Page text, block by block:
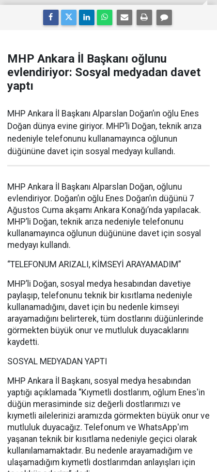
MHP Ankara İl Başkanı oğlunu
evlendiriyor: Sosyal medyadan davet
yaptı
MHP Ankara İl Başkanı Alparslan Doğan’ın oğlu Enes
Doğan dünya evine giriyor. MHP’li Doğan, teknik arıza
nedeniyle telefonunu kullanamayınca oğlunun
düğününe davet için sosyal medyayı kullandı.
MHP Ankara İl Başkanı Alparslan Doğan, oğlunu
evlendiriyor. Doğan’ın oğlu Enes Doğan’ın düğünü 7
Ağustos Cuma akşamı Ankara Konağı’nda yapılacak.
MHP’li Doğan, teknik arıza nedeniyle telefonunu
kullanamayınca oğlunun düğününe davet için sosyal
medyayı kullandı.
“TELEFONUM ARIZALI, KİMSEYİ ARAYAMADIM”
MHP’li Doğan, sosyal medya hesabından davetiye
paylaşıp, telefonunu teknik bir kısıtlama nedeniyle
kullanamadığını, davet için bu nedenle kimseyi
arayamadığını belirterek, tüm dostlarını düğünlerinde
görmekten büyük onur ve mutluluk duyacaklarını
kaydetti.
SOSYAL MEDYADAN YAPTI
MHP Ankara İl Başkanı, sosyal medya hesabından
yaptığı açıklamada “Kıymetli dostlarım, oğlum Enes'in
düğün merasiminde siz değerli dostlarımızı ve
kıymetli ailelerinizi aramızda görmekten büyük onur ve
mutluluk duyacağız. Telefonum ve WhatsApp'ım
yaşanan teknik bir kısıtlama nedeniyle geçici olarak
kullanılamamaktadır. Bu nedenle arayamadığım ve
ulaşamadığım kıymetli dostlarımdan anlayışları için